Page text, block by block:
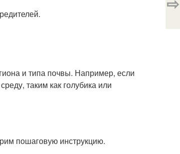
и типа почвы. Например, если
таким как голубика или
пошаговую инструкцию.